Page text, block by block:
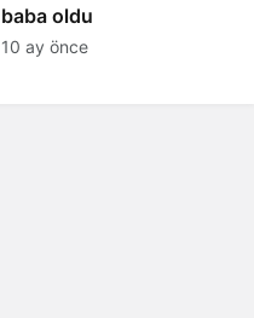
baba oldu
10 ay önce